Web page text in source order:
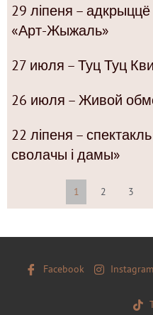
29 ліпеня –
«Арт-Жыжаль»
27 июля – Туц Туц
26 июля – Живой
22 ліпеня –
сволачы і дамы»
1 2 3
Facebook Instagram